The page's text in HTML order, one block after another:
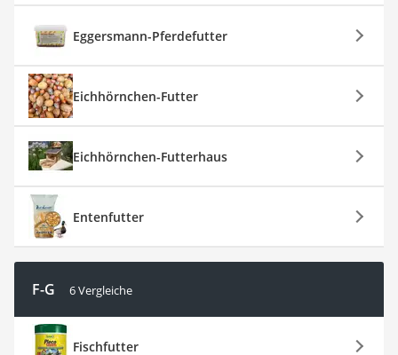
Eggersmann-Pferdefutter
Eichhörnchen-Futter
Eichhörnchen-Futterhaus
Entenfutter
F-G 6 Vergleiche
Fischfutter